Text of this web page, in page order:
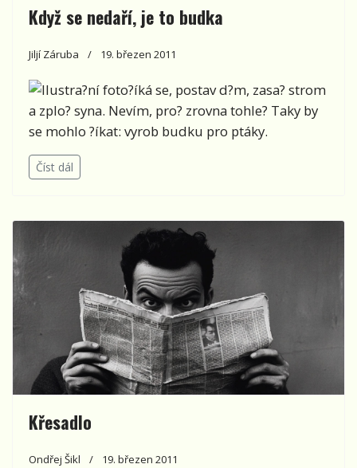
Když se nedaří, je to budka
Jiljí Záruba 19. březen 2011
?íká se, postav d?m, zasa? strom
a zplo? syna. Nevím, pro? zrovna tohle? Taky by
se mohlo ?íkat: vyrob budku pro ptáky.
Číst dál
Křesadlo
Ondřej Šikl 19. březen 2011